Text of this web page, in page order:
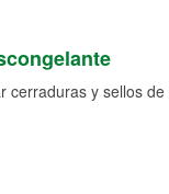
cerraduras y sellos